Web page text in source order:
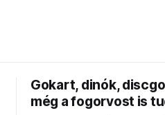
Gokart, dinók,
még a fogorvost is